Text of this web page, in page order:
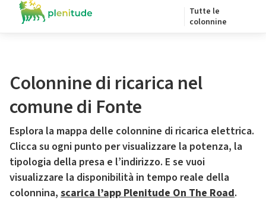
Tutte le
colonnine
Colonnine di ricarica nel
comune di Fonte
Esplora la mappa delle colonnine di ricarica elettrica.
Clicca su ogni punto per visualizzare la potenza, la
tipologia della presa e l’indirizzo. E se vuoi
visualizzare la disponibilità in tempo reale della
colonnina, scarica l’app Plenitude On The Road.